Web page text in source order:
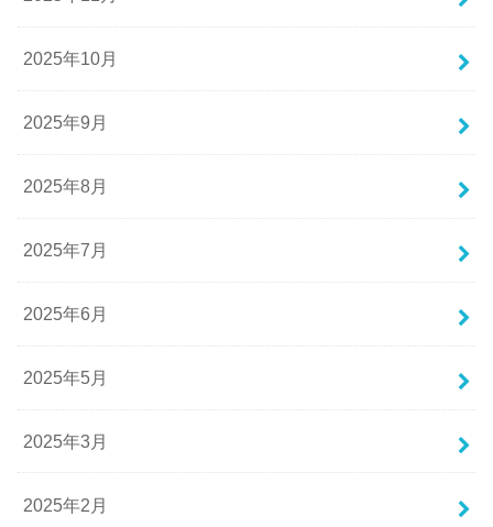
2025年10月
2025年9月
2025年8月
2025年7月
2025年6月
2025年5月
2025年3月
2025年2月